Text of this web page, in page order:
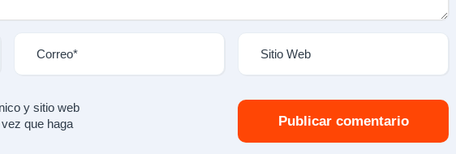
y sitio web
que haga
Publicar comentario